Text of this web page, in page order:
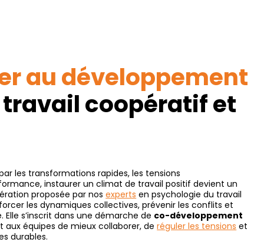
au développement
travail coopératif et
les transformations rapides, les tensions
instaurer un climat de travail positif devient un
proposée par nosexperts en psychologie du travail
les dynamiques collectives, prévenir les conflits et
s’inscrit dans une démarche de co-développement
aux équipes de mieux collaborer, deréguler les tensions et
durables.